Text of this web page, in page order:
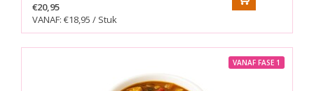
€20,95
VANAF: €18,95 / Stuk
VANAF FASE 1